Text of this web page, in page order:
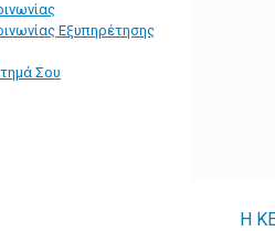
Εξυπηρέτησης
Σου
Η